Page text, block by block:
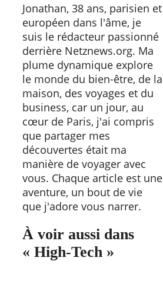
Jonathan, 38 ans, parisien et
européen dans l'âme, je
suis le rédacteur passionné
derrière Netznews.org. Ma
plume dynamique explore
le monde du bien-être, de la
maison, des voyages et du
business, car un jour, au
cœur de Paris, j'ai compris
que partager mes
découvertes était ma
manière de voyager avec
vous. Chaque article est une
aventure, un bout de vie
que j'adore vous narrer.
À voir aussi dans
« High-Tech »